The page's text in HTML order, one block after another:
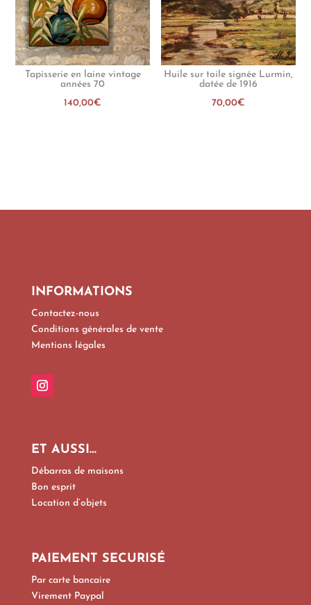
Tapisserie en laine vintage
années 70
140,00€
Huile sur toile signée Lurmin,
datée de 1916
70,00€
INFORMATIONS
Contactez-nous
Conditions générales de vente
Mentions légales
ET AUSSI…
Débarras de maisons
Bon esprit
Location d’objets
PAIEMENT SECURISÉ
Par carte bancaire
Virement Paypal